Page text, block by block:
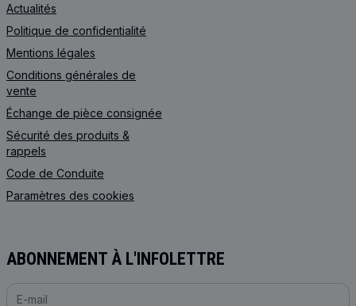
Actualités
Politique de confidentialité
Mentions légales
Conditions générales de
vente
Échange de pièce consignée
Sécurité des produits &
rappels
Code de Сonduite
Paramètres des cookies
ABONNEMENT À L'INFOLETTRE